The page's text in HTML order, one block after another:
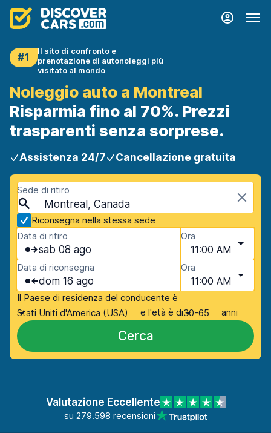
#1
Il sito di confronto e
prenotazione di autonoleggi più
visitato al mondo
Noleggio auto a Montreal
Risparmia fino al 70%. Prezzi
trasparenti senza sorprese.
Assistenza 24/7 Cancellazione gratuita
Sede di ritiro
Montreal, Canada
Riconsegna nella stessa sede
Data di ritiro
sab 08 ago
Ora
11:00 AM
Data di riconsegna
dom 16 ago
Ora
11:00 AM
Il Paese di residenza del conducente è
Stati Uniti d'America (USA)
e l'età è di30-65 anni
Cerca
Valutazione Eccellente
su 279.598 recensioni